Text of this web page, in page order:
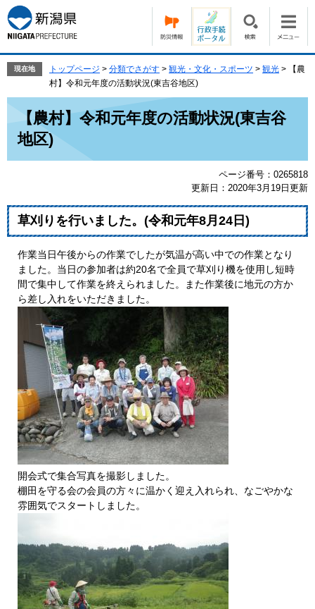
ー
ジ
の
で
ニ
ュ
ー
ば
現在地 トップページ > 分類でさがす > 観光・文化・スポーツ > 観光 >
【農
村】令和元年度の活動状況(東吉谷地区)
【農村】令和元年度の活動状況(東吉谷
地区)
ページ番号：0265818
更新日：2020年3月19日更新
草刈りを行いました。(令和元年8月24日)
作業当日午後からの作業でしたが気温が高い中での作業となり
ました。当日の参加者は約20名で全員で草刈り機を使用し短時
間で集中して作業を終えられました。また作業後に地元の方か
ら差し入れをいただきました。
開会式で集合写真を撮影しました。
棚田を守る会の会員の方々に温かく迎え入れられ、なごやかな
雰囲気でスタートしました。